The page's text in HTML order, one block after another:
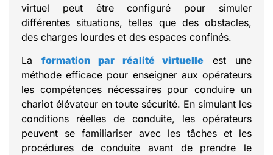
virtuel peut être configuré pour simuler
différentes situations, telles que des obstacles,
des charges lourdes et des espaces confinés.
La formation par réalité virtuelle est une
méthode efficace pour enseigner aux opérateurs
les compétences nécessaires pour conduire un
chariot élévateur en toute sécurité. En simulant les
conditions réelles de conduite, les opérateurs
peuvent se familiariser avec les tâches et les
procédures de conduite avant de prendre le